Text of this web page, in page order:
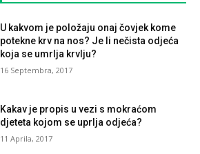
U kakvom je položaju onaj čovjek kome
potekne krv na nos? Je li nečista odjeća
koja se umrlja krvlju?
16 Septembra, 2017
Kakav je propis u vezi s mokraćom
djeteta kojom se uprlja odjeća?
11 Aprila, 2017